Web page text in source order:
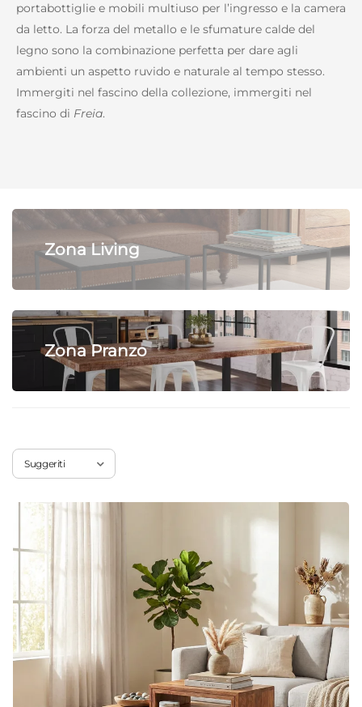
portabottiglie e mobili multiuso per l’ingresso e la camera
da letto. La forza del metallo e le sfumature calde del
legno sono la combinazione perfetta per dare agli
ambienti un aspetto ruvido e naturale al tempo stesso.
Immergiti nel fascino della collezione, immergiti nel
fascino di Freia.
Zona Living
Zona Pranzo